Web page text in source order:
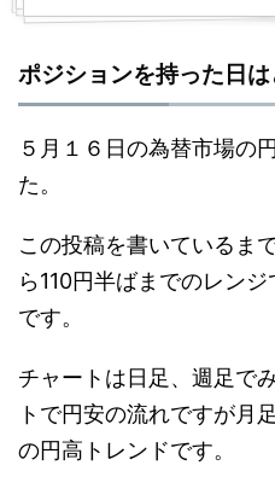
ポジションを持った日は
５月１６日の為替市場の
た。
この投稿を書いているま
ら110円半ばまでのレン
です。
チャートは日足、週足で
トで円安の流れですが月
の円高トレンドです。